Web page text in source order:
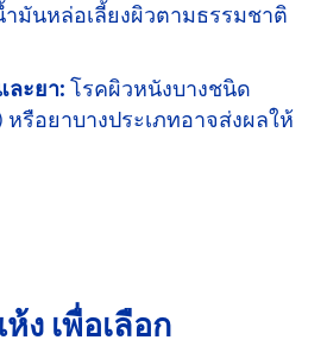
มันหล่อเลี้ยงผิวตามธรรมชาติ
ละยา: โรคผิวหนังบางชนิด
หรือยาบางประเภทอาจส่งผลให้
ง เพื่อเลือก